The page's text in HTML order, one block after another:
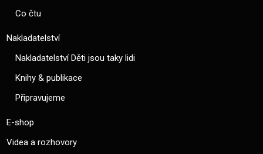
Co čtu
Nakladatelství
Nakladatelství Děti jsou taky lidi
Knihy & publikace
Připravujeme
E-shop
Videa a rozhovory